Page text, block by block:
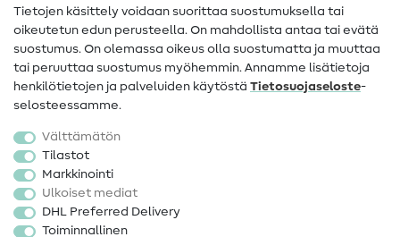
Tietoa omistajanvaihdoksesta
Peruutusoikeus
Suosittu
Kankaat
Ompelutarvikkeet
Ale
Tietojen käsittely voidaan suorittaa suostumuksella tai
oikeutetun edun perusteella. On mahdollista antaa tai evätä
suostumus. On olemassa oikeus olla suostumatta ja muuttaa
tai peruuttaa suostumus myöhemmin. Annamme lisätietoja
henkilötietojen ja palveluiden käytöstä Tietosuojaseloste-
selosteessamme.
Välttämätön
Tilastot
Markkinointi
Ulkoiset mediat
DHL Preferred Delivery
Toiminnallinen